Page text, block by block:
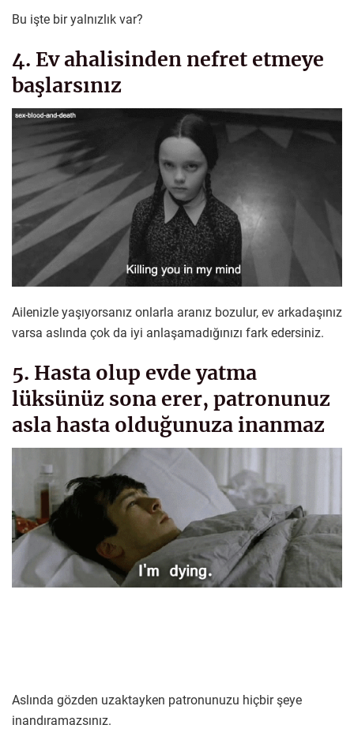
Bu işte bir yalnızlık var?
4. Ev ahalisinden nefret etmeye
başlarsınız
Ailenizle yaşıyorsanız onlarla aranız bozulur, ev arkadaşınız
varsa aslında çok da iyi anlaşamadığınızı fark edersiniz.
5. Hasta olup evde yatma
lüksünüz sona erer, patronunuz
asla hasta olduğunuza inanmaz
Aslında gözden uzaktayken patronunuzu hiçbir şeye
inandıramazsınız.